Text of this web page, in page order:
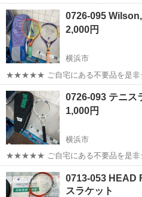
営しています。 粗⼤ごみ等の減量を
しています。 ★★★★★ ご自宅にある不要品を是非ジモティースポッ
トへお持ち込み...
神奈川 横浜市
0726-095
2,000円
横浜市
★★★★★ ご自宅にある不要品を是非ジ
みしませんか？ 家電、趣味・スポー
衣料服飾品、生活雑貨、家具、本、
ち込めます！ ※詳細はこ...
神奈川 横浜市 テニ
0726-093 テニス
1,000円
横浜市
★★★★★ ご自宅にある不要品を是非
みしませんか？ 家電、趣味・スポー
衣料服飾品、生活雑貨、家具、本、
ち込めます！ ※詳細はこ...
神奈川 横浜市
0713-053 HEAD
スラケット